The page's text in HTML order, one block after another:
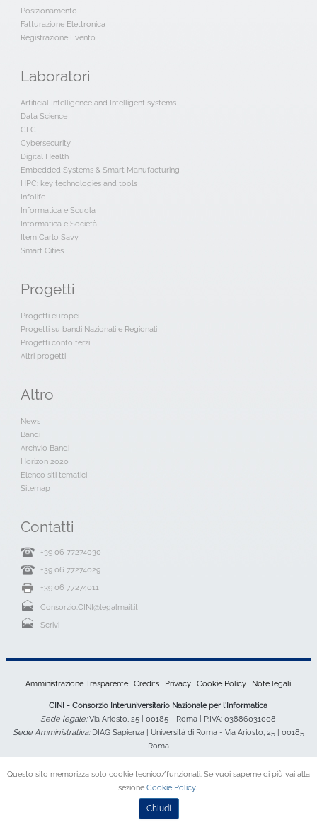
Posizionamento
Fatturazione Elettronica
Registrazione Evento
Laboratori
Artificial Intelligence and Intelligent systems
Data Science
CFC
Cybersecurity
Digital Health
Embedded Systems & Smart Manufacturing
HPC: key technologies and tools
Infolife
Informatica e Scuola
Informatica e Società
Item Carlo Savy
Smart Cities
Progetti
Progetti europei
Progetti su bandi Nazionali e Regionali
Progetti conto terzi
Altri progetti
Altro
News
Bandi
Archvio Bandi
Horizon 2020
Elenco siti tematici
Sitemap
Contatti
+39 06 77274030
+39 06 77274029
+39 06 77274011
Consorzio.CINI@legalmail.it
Scrivi
Amministrazione Trasparente Credits Privacy Cookie Policy Note legali
CINI - Consorzio Interuniversitario Nazionale per l'Informatica
Sede legale:Via Ariosto, 25 | 00185 - Roma | P.IVA: 03886031008
Sede Amministrativa:DIAG Sapienza | Università di Roma - Via Ariosto, 25 | 00185
Roma
Questo sito memorizza solo cookie tecnico/funzionali. Se vuoi saperne di più vai alla
sezione Cookie Policy.
Chiudi